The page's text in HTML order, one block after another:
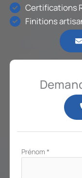
Certifications
Finitions
Formulaire
Prénom *